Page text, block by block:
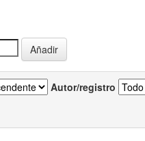
Autor/registro